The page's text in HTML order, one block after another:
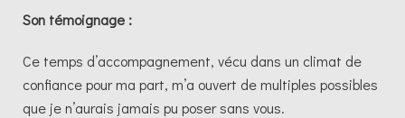
Son témoignage :
Ce temps d’accompagnement, vécu dans un climat de
confiance pour ma part, m’a ouvert de multiples possibles
que je n’aurais jamais pu poser sans vous.